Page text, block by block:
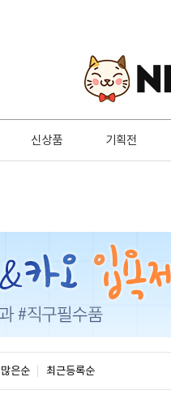
신상품 기획전
은순 최근등록순